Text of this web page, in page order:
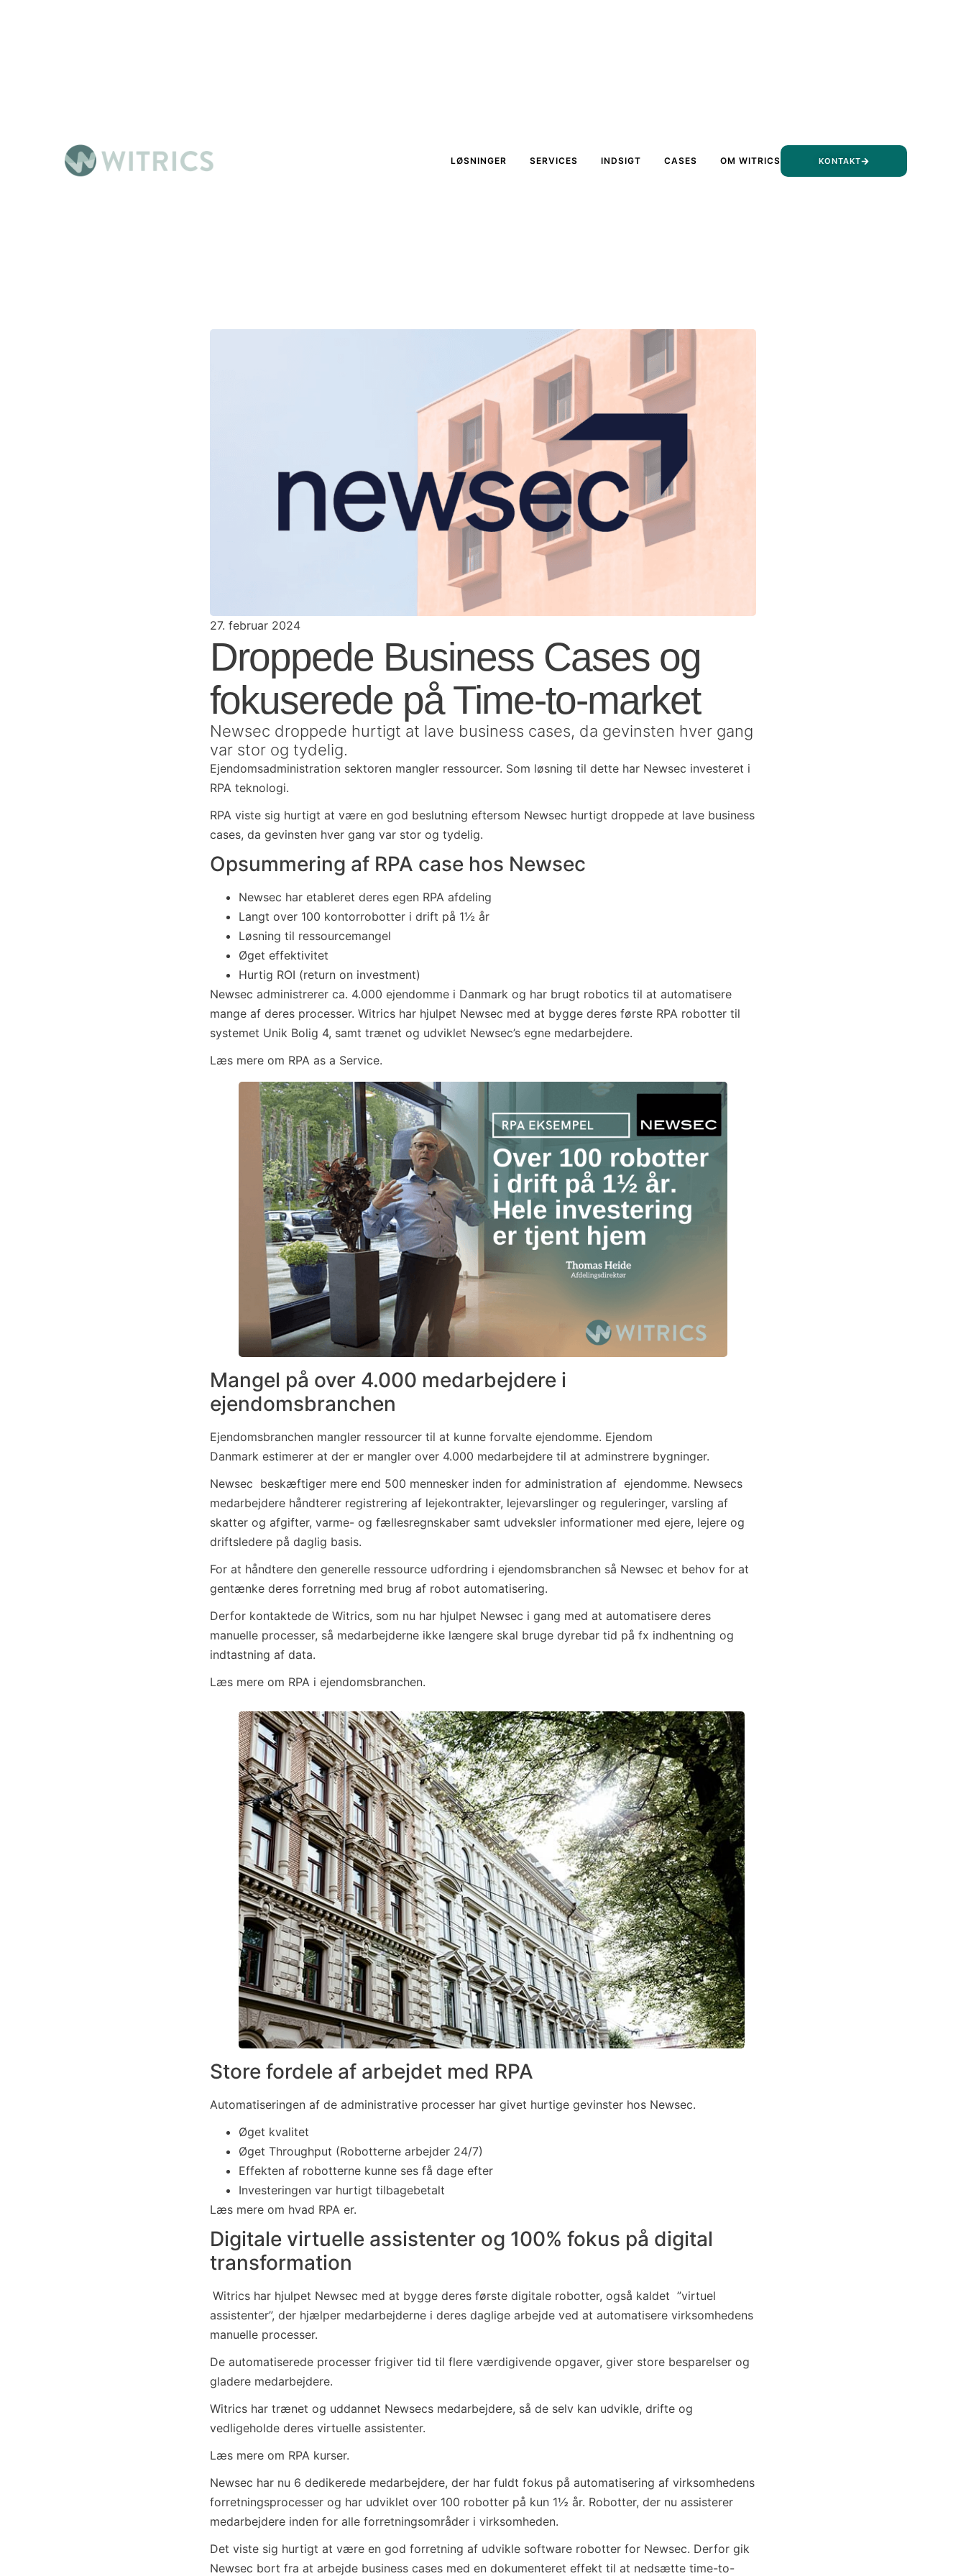
LØSNINGER SERVICES INDSIGT CASES OM WITRICS KONTAKT
27. februar 2024
Droppede Business Cases og
fokuserede på Time-to-market
Newsec droppede hurtigt at lave business cases, da gevinsten hver gang
var stor og tydelig.
Ejendomsadministration sektoren mangler ressourcer. Som løsning til dette har Newsec investeret i
RPA teknologi.
RPA viste sig hurtigt at være en god beslutning eftersom Newsec hurtigt droppede at lave business
cases, da gevinsten hver gang var stor og tydelig.
Opsummering af RPA case hos Newsec
Newsec har etableret deres egen RPA afdeling
Langt over 100 kontorrobotter i drift på 1½ år
Løsning til ressourcemangel
Øget effektivitet
Hurtig ROI (return on investment)
Newsec administrerer ca. 4.000 ejendomme i Danmark og har brugt robotics til at automatisere
mange af deres processer. Witrics har hjulpet Newsec med at bygge deres første RPA robotter til
systemet Unik Bolig 4, samt trænet og udviklet Newsec’s egne medarbejdere.
Læs mere om RPA as a Service.
Mangel på over 4.000 medarbejdere i
ejendomsbranchen
Ejendomsbranchen mangler ressourcer til at kunne forvalte ejendomme. Ejendom
Danmark estimerer at der er mangler over 4.000 medarbejdere til at adminstrere bygninger.
Newsec beskæftiger mere end 500 mennesker inden for administration af ejendomme. Newsecs
medarbejdere håndterer registrering af lejekontrakter, lejevarslinger og reguleringer, varsling af
skatter og afgifter, varme- og fællesregnskaber samt udveksler informationer med ejere, lejere og
driftsledere på daglig basis.
For at håndtere den generelle ressource udfordring i ejendomsbranchen så Newsec et behov for at
gentænke deres forretning med brug af robot automatisering.
Derfor kontaktede de Witrics, som nu har hjulpet Newsec i gang med at automatisere deres
manuelle processer, så medarbejderne ikke længere skal bruge dyrebar tid på fx indhentning og
indtastning af data.
Læs mere om RPA i ejendomsbranchen.
Store fordele af arbejdet med RPA
Automatiseringen af de administrative processer har givet hurtige gevinster hos Newsec.
Øget kvalitet
Øget Throughput (Robotterne arbejder 24/7)
Effekten af robotterne kunne ses få dage efter
Investeringen var hurtigt tilbagebetalt
Læs mere om hvad RPA er.
Digitale virtuelle assistenter og 100% fokus på digital
transformation
Witrics har hjulpet Newsec med at bygge deres første digitale robotter, også kaldet ”virtuel
assistenter”, der hjælper medarbejderne i deres daglige arbejde ved at automatisere virksomhedens
manuelle processer.
De automatiserede processer frigiver tid til flere værdigivende opgaver, giver store besparelser og
gladere medarbejdere.
Witrics har trænet og uddannet Newsecs medarbejdere, så de selv kan udvikle, drifte og
vedligeholde deres virtuelle assistenter.
Læs mere om RPA kurser.
Newsec har nu 6 dedikerede medarbejdere, der har fuldt fokus på automatisering af virksomhedens
forretningsprocesser og har udviklet over 100 robotter på kun 1½ år. Robotter, der nu assisterer
medarbejdere inden for alle forretningsområder i virksomheden.
Det viste sig hurtigt at være en god forretning af udvikle software robotter for Newsec. Derfor gik
Newsec bort fra at arbejde business cases med en dokumenteret effekt til at nedsætte time-to-